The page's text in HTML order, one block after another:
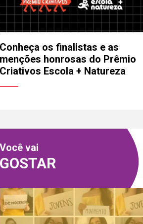
Conheça os finalistas e as
menções honrosas do Prêmio
Criativos Escola + Natureza
Você vai
GOSTAR
mail
(opcional)
a pessoa responsável pela
não possui responsabilidade
ocorrer a partir desse contato.